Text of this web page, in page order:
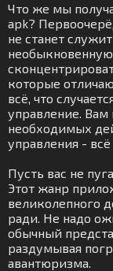
Что же мы
apk?
не станет
которые
всё, что
управление. Вам
необходимых
управления -
Пусть вас не
Этот жанр
великолепного
ради. Не надо
обычный
раздумывая
авантюризма.